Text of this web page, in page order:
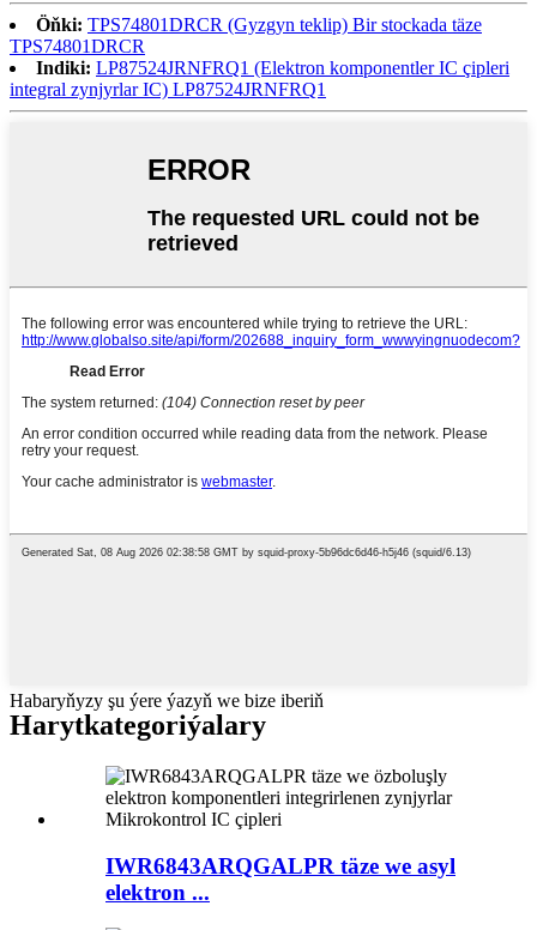
Öňki: TPS74801DRCR (Gyzgyn teklip) Bir stockada täze
TPS74801DRCR
Indiki: LP87524JRNFRQ1 (Elektron komponentler IC çipleri
integral zynjyrlar IC) LP87524JRNFRQ1
Habaryňyzy şu ýere ýazyň we bize iberiň
Harytkategoriýalary
IWR6843ARQGALPR täze we asyl
elektron ...